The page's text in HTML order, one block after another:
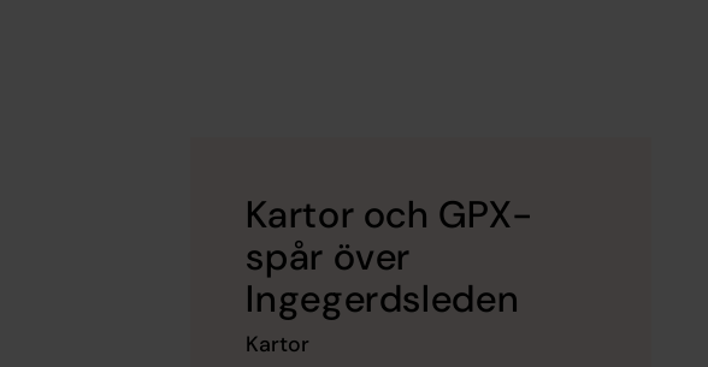
Kartor och GPX-
spår över
Ingegerdsleden
Kartor